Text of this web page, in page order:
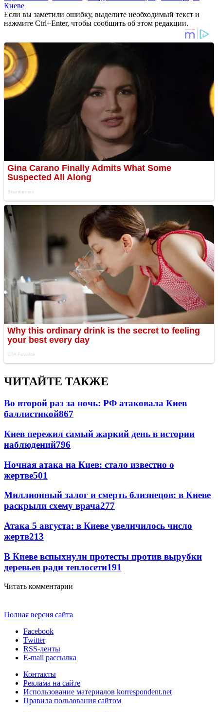
Киеве
Если вы заметили ошибку, выделите необходимый текст и
нажмите Ctrl+Enter, чтобы сообщить об этом редакции.
ЧИТАЙТЕ ТАКЖЕ
Во второй раз за ночь: РФ атаковала Киев
баллистикой867
Киев пережил самый жаркий день в истории
наблюдений796
Ночная атака на Киев: стало известно о
жертве501
Миллионный залог и смерть близнецов: в Киеве
раскрыли схему врача277
Атака 5 августа: в Киеве увеличилось число
жертв213
В Киеве вспыхнули протесты против вырубки
деревьев ради теплосети191
Читать комментарии
Полная версия сайта
Facebook
Twitter
RSS-ленты
E-mail рассылка
Контакты
Реклама на сайте
Использование материалов korrespondent.net
Правила пользования сайтом